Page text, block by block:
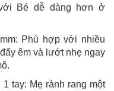
Bé dễ dàng hơn ở
Phù hợp với nhiều
êm và lướt nhẹ ngay
tay: Mẹ rảnh rang một